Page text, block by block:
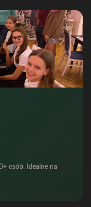
osób. Idealne na